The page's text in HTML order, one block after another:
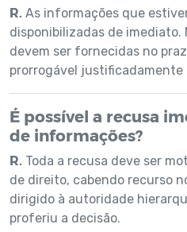
R. As informações que
disponibilizadas de imediato.
devem ser fornecidas no
prorrogável justificadamente
É possível a recusa
de informações?
R. Toda a recusa deve ser
de direito, cabendo recurso
dirigido à autoridade
proferiu a decisão.